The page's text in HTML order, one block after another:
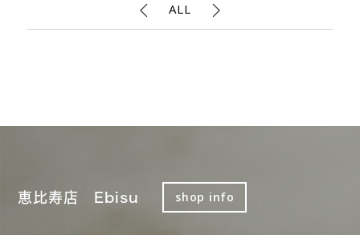
ALL
恵比寿店 Ebisu shop info